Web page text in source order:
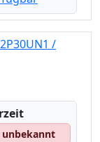
/
unbekannt